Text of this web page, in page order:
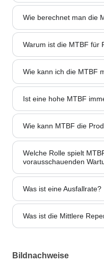
Wie berechnet man die
Warum ist die MTBF für
Wie kann ich die MTBF
Ist eine hohe MTBF
Wie kann MTBF die
Welche Rolle spielt
vorausschauenden
Was ist eine Ausfallrate?
Was ist die Mittlere
Bildnachweise